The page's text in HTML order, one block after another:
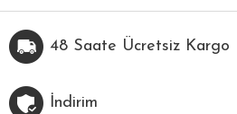
48 Saate Ücretsiz Kargo
İndirim